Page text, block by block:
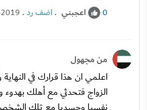
0 اعجبني .اضف رد.
من مجهول
اعلمي ان هذا قرارك في
الزواج فتحدثي مع أهلك